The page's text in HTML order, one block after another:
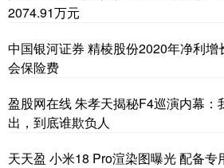
2074.91万元
中国银河证券 精棱股份2020年净利增
会保险费
盈股网在线 朱孝天揭秘F4巡演内幕：
出，到底谁欺负人
天天盈 小米18 Pro渲染图曝光 配备专